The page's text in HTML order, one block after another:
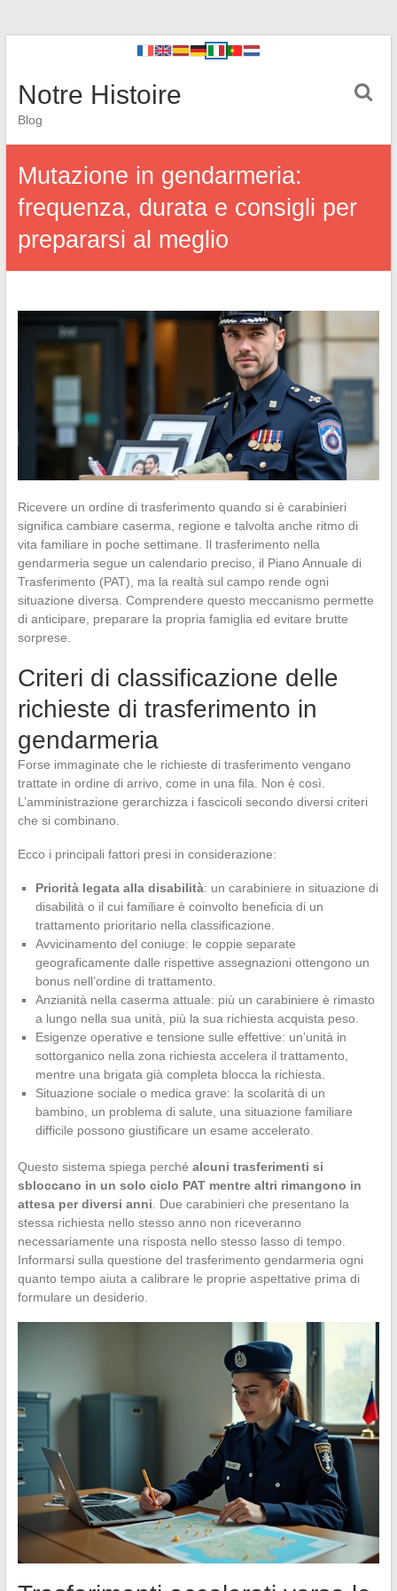
Notre Histoire
Blog
Mutazione in gendarmeria:
frequenza, durata e consigli per
prepararsi al meglio
Ricevere un ordine di trasferimento quando si è carabinieri
significa cambiare caserma, regione e talvolta anche ritmo di
vita familiare in poche settimane. Il trasferimento nella
gendarmeria segue un calendario preciso, il Piano Annuale di
Trasferimento (PAT), ma la realtà sul campo rende ogni
situazione diversa. Comprendere questo meccanismo permette
di anticipare, preparare la propria famiglia ed evitare brutte
sorprese.
Criteri di classificazione delle
richieste di trasferimento in
gendarmeria
Forse immaginate che le richieste di trasferimento vengano
trattate in ordine di arrivo, come in una fila. Non è così.
L’amministrazione gerarchizza i fascicoli secondo diversi criteri
che si combinano.
Ecco i principali fattori presi in considerazione:
Priorità legata alla disabilità: un carabiniere in situazione di
disabilità o il cui familiare è coinvolto beneficia di un
trattamento prioritario nella classificazione.
Avvicinamento del coniuge: le coppie separate
geograficamente dalle rispettive assegnazioni ottengono un
bonus nell’ordine di trattamento.
Anzianità nella caserma attuale: più un carabiniere è rimasto
a lungo nella sua unità, più la sua richiesta acquista peso.
Esigenze operative e tensione sulle effettive: un’unità in
sottorganico nella zona richiesta accelera il trattamento,
mentre una brigata già completa blocca la richiesta.
Situazione sociale o medica grave: la scolarità di un
bambino, un problema di salute, una situazione familiare
difficile possono giustificare un esame accelerato.
Questo sistema spiega perché alcuni trasferimenti si
sbloccano in un solo ciclo PAT mentre altri rimangono in
attesa per diversi anni . Due carabinieri che presentano la
stessa richiesta nello stesso anno non riceveranno
necessariamente una risposta nello stesso lasso di tempo.
Informarsi sulla questione del trasferimento gendarmeria ogni
quanto tempo aiuta a calibrare le proprie aspettative prima di
formulare un desiderio.